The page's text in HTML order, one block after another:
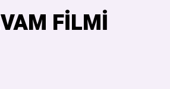
FILMI